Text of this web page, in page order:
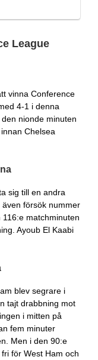
League
vinna Conference
4-1 i denna
nionde minuten
Chelsea
sig till en andra
försök nummer
matchminuten
Ayoub El Kaabi
blev segrare i
tajt drabbning mot
i mitten på
fem minuter
Men i den 90:e
för West Ham och